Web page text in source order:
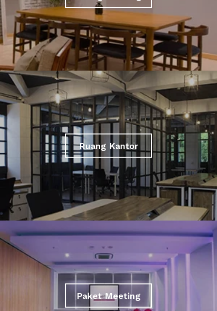
Ruang Kantor
Paket Meeting